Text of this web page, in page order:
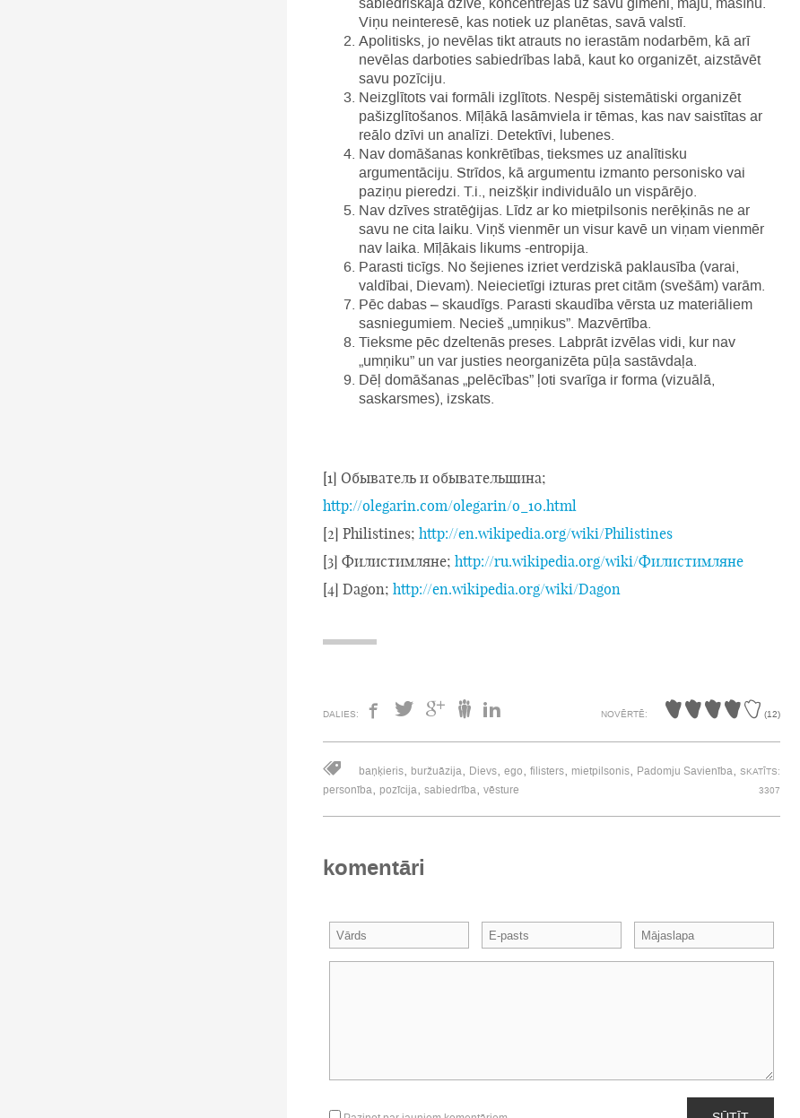
Viņu neinteresē, kas notiek uz planētas, savā valstī.
Apolitisks, jo nevēlas tikt atrauts no ierastām nodarbēm, kā arī
nevēlas darboties sabiedrības labā, kaut ko organizēt, aizstāvēt
savu pozīciju.
Neizglītots vai formāli izglītots. Nespēj sistemātiski organizēt
pašizglītošanos. Mīļākā lasāmviela ir tēmas, kas nav saistītas ar
reālo dzīvi un analīzi. Detektīvi, lubenes.
Nav domāšanas konkrētības, tieksmes uz analītisku
argumentāciju. Strīdos, kā argumentu izmanto personisko vai
paziņu pieredzi. T.i., neizšķir individuālo un vispārējo.
Nav dzīves stratēģijas. Līdz ar ko mietpilsonis nerēķinās ne ar
savu ne cita laiku. Viņš vienmēr un visur kavē un viņam vienmēr
nav laika. Mīļākais likums -entropija.
Parasti ticīgs. No šejienes izriet verdziskā paklausība (varai,
valdībai, Dievam). Neiecietīgi izturas pret citām (svešām) varām.
Pēc dabas – skaudīgs. Parasti skaudība vērsta uz materiāliem
sasniegumiem. Necieš „umņikus”. Mazvērtība.
Tieksme pēc dzeltenās preses. Labprāt izvēlas vidi, kur nav
„umņiku” un var justies neorganizēta pūļa sastāvdaļa.
Dēļ domāšanas „pelēcības” ļoti svarīga ir forma (vizuālā,
saskarsmes), izskats.
[1] Обыватель и обывательщина;
http://olegarin.com/olegarin/o_10.html
[2] Philistines; http://en.wikipedia.org/wiki/Philistines
[3] Филистимляне; http://ru.wikipedia.org/wiki/Филистимляне
[4] Dagon; http://en.wikipedia.org/wiki/Dagon
DALIES: NOVĒRTĒ: (12)
baņķieris, buržuāzija, Dievs, ego, filisters, mietpilsonis, Padomju Savienība,
personība, pozīcija, sabiedrība, vēsture
SKATĪTS:
3307
komentāri